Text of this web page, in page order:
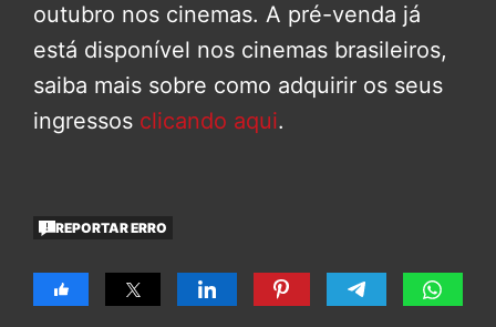
outubro nos cinemas. A pré-venda já
está disponível nos cinemas brasileiros,
saiba mais sobre como adquirir os seus
ingressos clicando aqui.
REPORTAR ERRO